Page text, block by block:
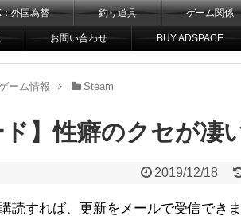
：外国為替 釣り道具 ゲーム関係
お問い合わせ BUY ADSPACE
ーム情報 Steam
ド】性癖のクセが凄
2019/12/18
読すれば、更新をメールで受信できま